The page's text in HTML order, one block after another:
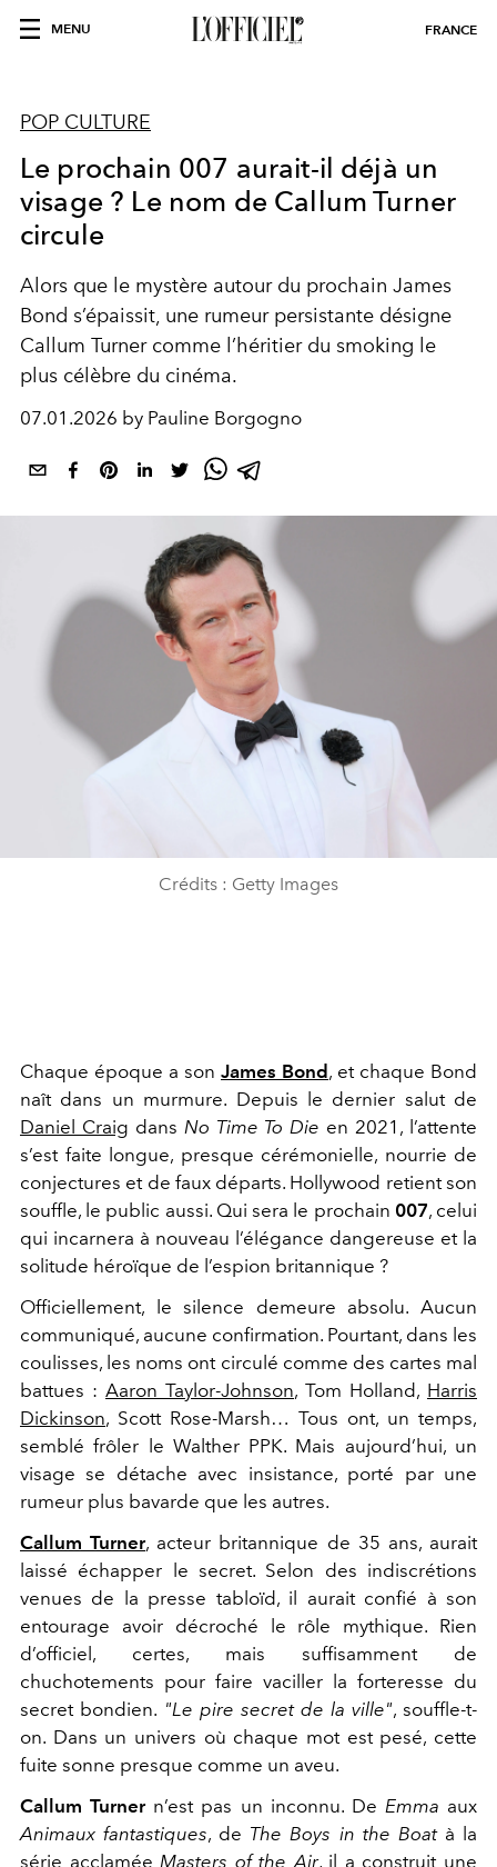
MENU FRANCE
POP CULTURE
Le prochain 007 aurait-il déjà un
visage ? Le nom de Callum Turner
circule
Alors que le mystère autour du prochain James
Bond s’épaissit, une rumeur persistante désigne
Callum Turner comme l’héritier du smoking le
plus célèbre du cinéma.
07.01.2026 by Pauline Borgogno
Crédits : Getty Images
Chaque époque a son James Bond , et chaque Bond
naît dans un murmure. Depuis le dernier salut de
Daniel Craig dans No Time To Die en 2021, l’attente
s’est faite longue, presque cérémonielle, nourrie de
conjectures et de faux départs. Hollywood retient son
souffle, le public aussi. Qui sera le prochain 007, celui
qui incarnera à nouveau l’élégance dangereuse et la
solitude héroïque de l’espion britannique ?
Officiellement, le silence demeure absolu. Aucun
communiqué, aucune confirmation. Pourtant, dans les
coulisses, les noms ont circulé comme des cartes mal
battues : Aaron Taylor-Johnson, Tom Holland, Harris
Dickinson, Scott Rose-Marsh… Tous ont, un temps,
semblé frôler le Walther PPK. Mais aujourd’hui, un
visage se détache avec insistance, porté par une
rumeur plus bavarde que les autres.
Callum Turner, acteur britannique de 35 ans, aurait
laissé échapper le secret. Selon des indiscrétions
venues de la presse tabloïd, il aurait confié à son
entourage avoir décroché le rôle mythique. Rien
d’officiel, certes, mais suffisamment de
chuchotements pour faire vaciller la forteresse du
secret bondien. "Le pire secret de la ville", souffle-t-
on. Dans un univers où chaque mot est pesé, cette
fuite sonne presque comme un aveu.
Callum Turnern’est pas un inconnu. De Emma aux
Animaux fantastiques, de The Boys in the Boatà la
série acclaméeMasters of the Air, il a construit une